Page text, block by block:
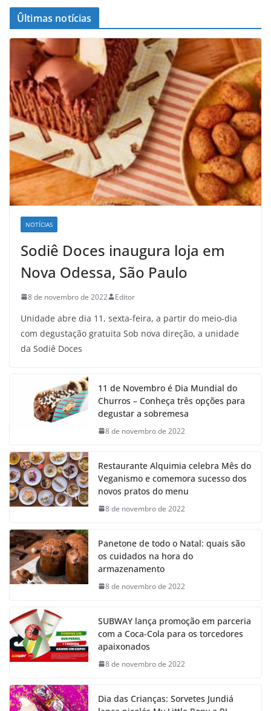
Ûltimas notícias
NOTÍCIAS
Sodiê Doces inaugura loja em
Nova Odessa, São Paulo
8 de novembro de 2022 Editor
Unidade abre dia 11, sexta-feira, a partir do meio-dia
com degustação gratuita Sob nova direção, a unidade
da Sodiê Doces
11 de Novembro é Dia Mundial do
Churros – Conheça três opções para
degustar a sobremesa
8 de novembro de 2022
Restaurante Alquimia celebra Mês do
Veganismo e comemora sucesso dos
novos pratos do menu
8 de novembro de 2022
Panetone de todo o Natal: quais são
os cuidados na hora do
armazenamento
8 de novembro de 2022
SUBWAY lança promoção em parceria
com a Coca-Cola para os torcedores
apaixonados
8 de novembro de 2022
Dia das Crianças: Sorvetes Jundiá